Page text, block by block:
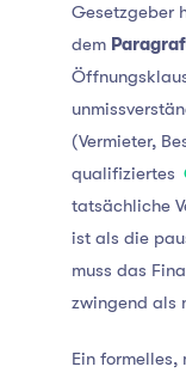
Gesetzgeber
dem
(Vermieter,
qualifiziertes
tatsächliche
ist als die
muss das
zwingend als
Ein formelles,